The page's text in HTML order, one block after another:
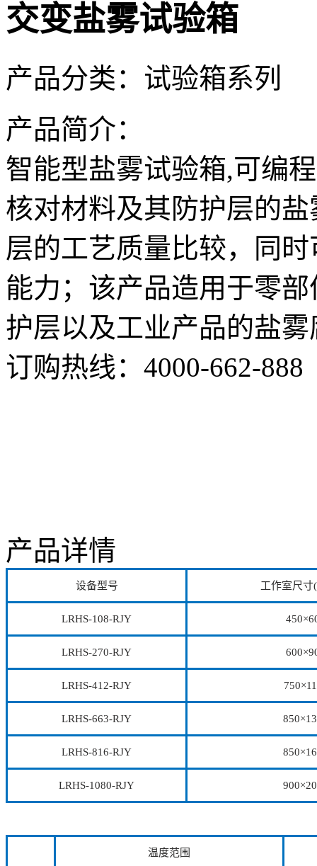
交变盐雾试验箱
产品分类： 试验箱系列
产品简介：
智能型盐雾试验箱,可编
核对材料及其防护层的
层的工艺质量比较，同
能力；该产品造用于零
护层以及工业产品的盐
订购热线： 4000-662-888
产品详情
设备型号 工作室尺
LRHS-108-RJY
LRHS-270-RJY
LRHS-412-RJY
LRHS-663-RJY
LRHS-816-RJY
LRHS-1080-RJY
温度范围